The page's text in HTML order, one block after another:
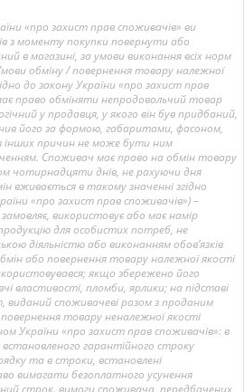
«про захист прав споживачів» ви
з моменту покупки повернути або
в магазині, за умови виконання всіх норм
обміну / повернення товару належної
до закону України «про захист прав
право обміняти непродовольчий товар
у продавця, у якого він був придбаний,
його за формою, габаритами, фасоном,
інших причин не може бути ним
Споживач має право на обмін товару
чотирнадцяти днів, не рахуючи дня
вживається в такому значенні згідно
«про захист прав споживачів») –
використовує або має намір
для особистих потреб, не
діяльністю або виконанням обов’язків
або повернення товару належної якості
якщо збережено його
властивості, пломби, ярлики; на підставі
виданий споживачеві разом з проданим
товару неналежної якості
України «про захист прав споживачів»: в
гарантійного строку
та в строки, встановлені
вимагати безоплатного усунення
строк. вимоги споживача, передбачених